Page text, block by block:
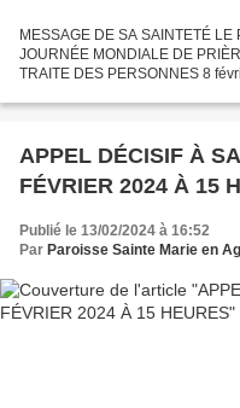
MESSAGE DE SA SAINTETÉ
JOURNÉE MONDIALE DE
TRAITE DES PERSONNES 8
écouter, rêver, agir Chères sœurs
APPEL DÉCISIF À
FÉVRIER 2024 À 15
Publié le 13/02/2024 à 16:52
Par Paroisse Sainte Marie en